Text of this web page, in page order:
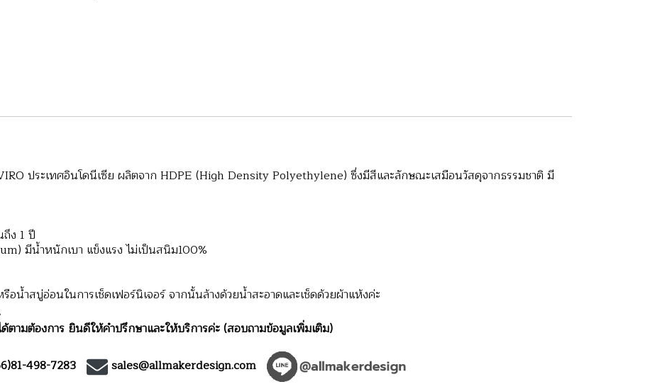
ประเทศอินโดนีเซีย ผลิตจาก HDPE (High Density Polyethylene) ซึ่งมีสีและลักษณะเสมือนวัสดุจากธรรมชาติ มี
ง 1 ปี
มีน้ำหนักเบา แข็งแรง ไม่เป็นสนิม100%
อน้ำสบู่อ่อนในการเช็ดเฟอร์นิเจอร์ จากนั้นล้างด้วยน้ำสะอาดและเช็ดด้วยผ้าแห้งค่ะ
ตามต้องการ ยินดีให้คำปรึกษาและให้บริการค่ะ (สอบถามข้อมูลเพิ่มเติม)
498-7283 sales@allmakerdesign.com